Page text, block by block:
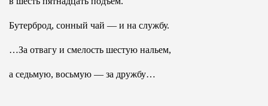
Бутерброд, сонный чай — и на службу.
…За отвагу и смелость шестую нальем,
а седьмую, восьмую — за дружбу…